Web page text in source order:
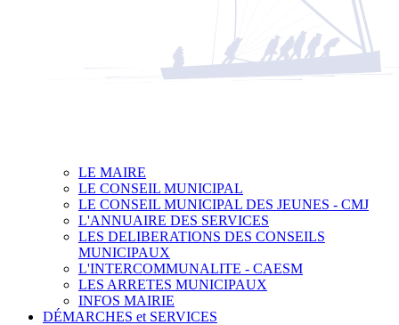
LE MAIRE
LE CONSEIL MUNICIPAL
LE CONSEIL MUNICIPAL DES JEUNES - CMJ
L'ANNUAIRE DES SERVICES
LES DELIBERATIONS DES CONSEILS
MUNICIPAUX
L'INTERCOMMUNALITE - CAESM
LES ARRETES MUNICIPAUX
INFOS MAIRIE
DÉMARCHES et SERVICES